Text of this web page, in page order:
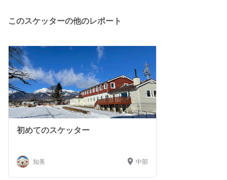
このスケッターの他のレポート
初めてのスケッター
知美 中部